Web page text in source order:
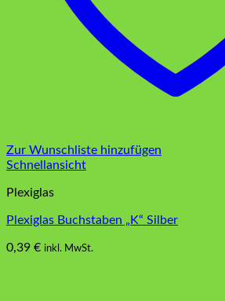
Zur Wunschliste hinzufügen
Schnellansicht
Plexiglas
Plexiglas Buchstaben „K“ Silber
0,39 € inkl. MwSt.